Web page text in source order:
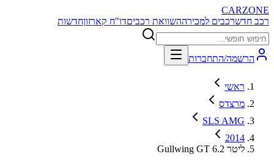
CARZONE
רכב חדשרכבים למכירההשוואת רכביםדו"ח קארזוןחדשות
הרשמה/התחברות
ראשי
מרצדס
SLS AMG
2014
Gullwing GT 6.2 ליטר